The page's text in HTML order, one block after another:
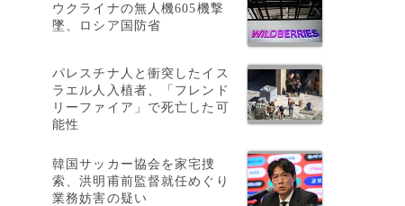
ウクライナの無人機605機撃
墜、ロシア国防省
パレスチナ人と衝突したイス
ラエル人入植者、「フレンド
リーファイア」で死亡した可
能性
韓国サッカー協会を家宅捜
索、洪明甫前監督就任めぐり
業務妨害の疑い